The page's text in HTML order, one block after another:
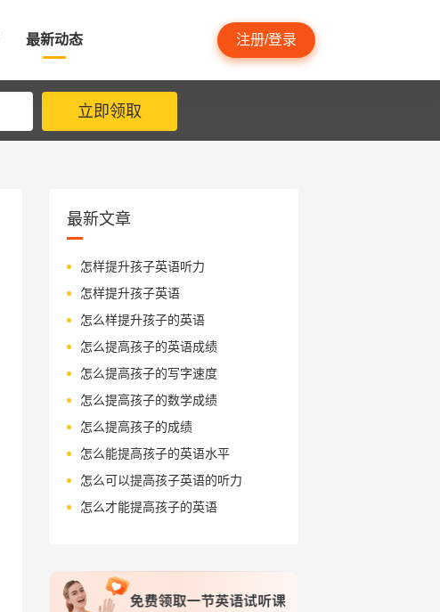
最新动态 注册/登录
立即领取
最新文章
怎样提升孩子英语听力
怎样提升孩子英语
怎么样提升孩子的英语
怎么提高孩子的英语成绩
怎么提高孩子的写字速度
怎么提高孩子的数学成绩
怎么提高孩子的成绩
怎么能提高孩子的英语水平
怎么可以提高孩子英语的听力
怎么才能提高孩子的英语